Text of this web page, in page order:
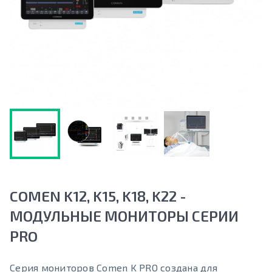
COMEN K12, K15, K18, K22 -
МОДУЛЬНЫЕ МОНИТОРЫ СЕРИИ
PRO
Серия мониторов Comen K PRO создана для